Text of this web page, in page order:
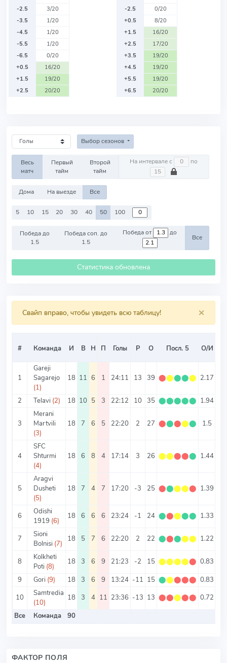
-2.5
3/20
-3.5
1/20
-4.5
1/20
-5.5
1/20
-6.5
0/20
+0.5
16/20
+1.5
19/20
+2.5
20/20
-2.5
0/20
+0.5
8/20
+1.5
16/20
+2.5
17/20
+3.5
19/20
+4.5
19/20
+5.5
19/20
+6.5
20/20
Выбор сезонов
Весь
матч
Первый
тайм
Второй
тайм
На интервале с по
Дома На выезде Все
5 10 15 20 30 40 50 100
Победа до
1.5
Победа соп. до
1.5
Победа от до
Все
Статистика обновлена
×
Свайп вправо, чтобы увидеть всю таблицу!
# Команда И В Н П Голы Р О Посл. 5 О/И
1
Gareji
Sagarejo
(1)
18 11 6 1 24:11 13 39 ⬤⬤⬤⬤⬤ 2.17
2 Telavi (2) 18 10 5 3 22:12 10 35 ⬤⬤⬤⬤⬤ 1.94
3
Merani
Martvili
(3)
18 7 6 5 22:20 2 27 ⬤⬤⬤⬤⬤ 1.5
4
SFC
Shturmi
(4)
18 6 8 4 17:14 3 26 ⬤⬤⬤⬤⬤ 1.44
5
Aragvi
Dusheti
(5)
18 7 4 7 17:20 -3 25 ⬤⬤⬤⬤⬤ 1.39
6
Odishi
1919 (6)
18 6 6 6 23:24 -1 24 ⬤⬤⬤⬤⬤ 1.33
7
Sioni
Bolnisi (7)
18 5 7 6 22:20 2 22 ⬤⬤⬤⬤⬤ 1.22
8
Kolkheti
Poti (8)
18 3 6 9 21:23 -2 15 ⬤⬤⬤⬤⬤ 0.83
9
Gori (9) 18 3 6 9 13:24 -11 15 ⬤⬤⬤⬤⬤ 0.83
10
Samtredia
(10)
18 3 4 11 23:36 -13 13 ⬤⬤⬤⬤⬤ 0.72
Все
Команда 90
ФАКТОР ПОЛЯ